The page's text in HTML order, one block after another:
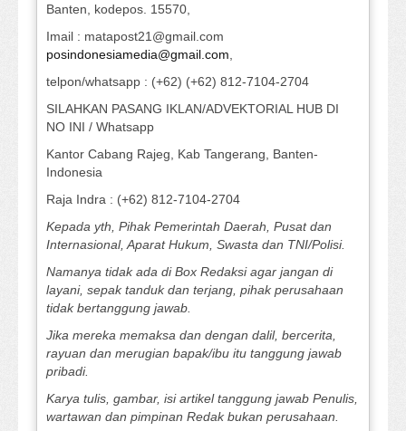
Banten, kodepos. 15570,
Imail : matapost21@gmail.com
posindonesiamedia@gmail.com
telpon/whatsapp : (+62) (+62) 812-7104-2704
SILAHKAN PASANG IKLAN/ADVEKTORIAL HUB DI
NO INI / Whatsapp
Kantor Cabang Rajeg, Kab Tangerang, Banten-
Indonesia
Raja Indra : (+62) 812-7104-2704
Kepada yth, Pihak Pemerintah Daerah, Pusat dan
Internasional, Aparat Hukum, Swasta dan TNI/Polisi.
Namanya tidak ada di Box Redaksi agar jangan di
layani, sepak tanduk dan terjang, pihak perusahaan
tidak bertanggung jawab.
Jika mereka memaksa dan dengan dalil, bercerita,
rayuan dan merugian bapak/ibu itu tanggung jawab
pribadi.
Karya tulis, gambar, isi artikel tanggung jawab Penulis,
wartawan dan pimpinan Redak bukan perusahaan.